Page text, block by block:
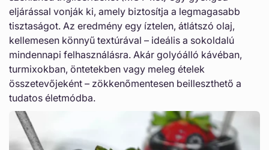
a
l
o
m
eljárással vonják ki, amely biztosítja a legmagasabb
tisztaságot. Az eredmény egy íztelen, átlátszó olaj,
kellemesen könnyű textúrával – ideális a sokoldalú
mindennapi felhasználásra. Akár golyóálló kávéban,
turmixokban, öntetekben vagy meleg ételek
összetevőjeként – zökkenőmentesen beilleszthető a
tudatos életmódba.